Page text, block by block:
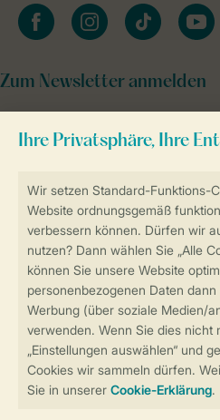
Sicherstellung
Sicher und schnell zur
Sichere Datenübertragung
Sicheres Bezahlen
facebookinstagramtiktok
Zum Newsletter anmelden